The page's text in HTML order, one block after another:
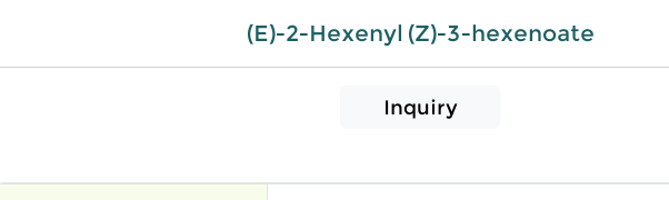
(E)-2-Hexenyl (Z)-3-hexenoate
Inquiry